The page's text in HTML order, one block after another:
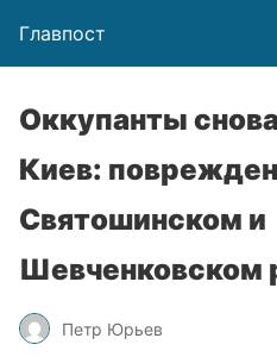
Главпост
Оккупанты
Киев:
Святошинском и
Шевченковском
Петр Юрьев